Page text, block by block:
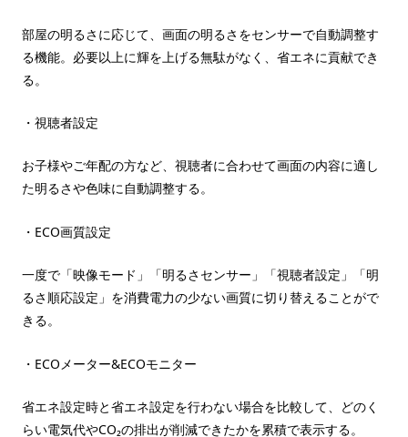
部屋の明るさに応じて、画面の明るさをセンサーで自動調整す
る機能。必要以上に輝を上げる無駄がなく、省エネに貢献でき
る。
・視聴者設定
お子様やご年配の方など、視聴者に合わせて画面の内容に適し
た明るさや色味に自動調整する。
・ECO画質設定
一度で「映像モード」「明るさセンサー」「視聴者設定」「明
るさ順応設定」を消費電力の少ない画質に切り替えることがで
きる。
・ECOメーター&ECOモニター
省エネ設定時と省エネ設定を行わない場合を比較して、どのく
らい電気代やCO₂の排出が削減できたかを累積で表示する。